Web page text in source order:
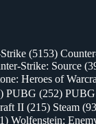
(5153)
Strike: Source
Heroes of
PUBG (252)
II (215) Steam
Wolfenstein: